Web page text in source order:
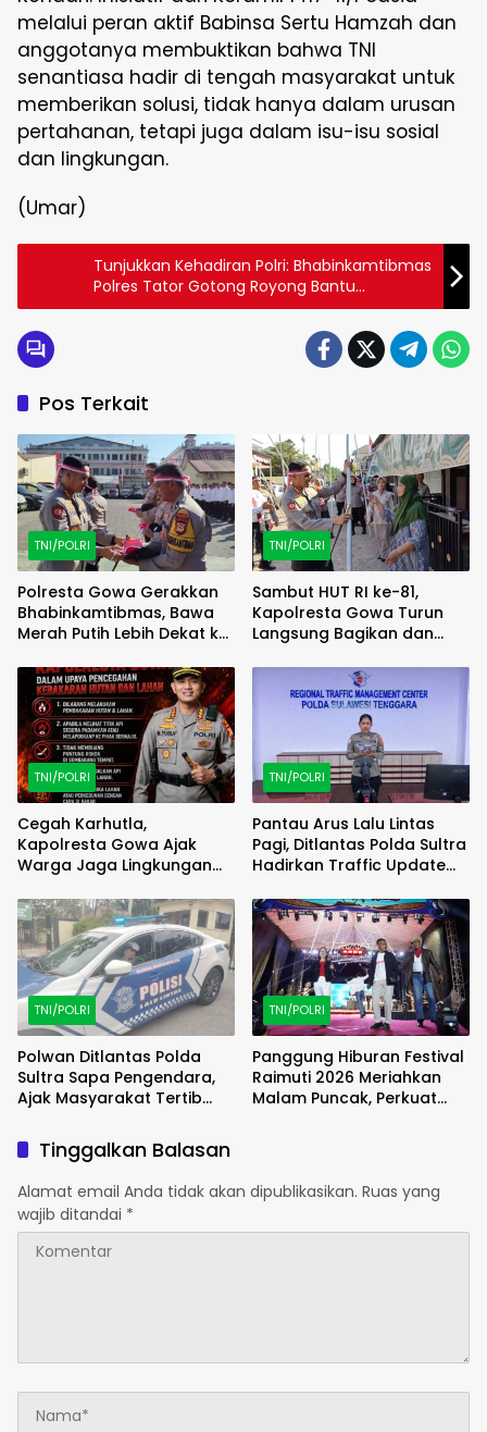
melalui peran aktif Babinsa Sertu Hamzah dan
anggotanya membuktikan bahwa TNI
senantiasa hadir di tengah masyarakat untuk
memberikan solusi, tidak hanya dalam urusan
pertahanan, tetapi juga dalam isu-isu sosial
dan lingkungan.
(Umar)
Tunjukkan Kehadiran Polri: Bhabinkamtibmas
Polres Tator Gotong Royong Bantu
Pembangunan Rumah Warga
Pos Terkait
TNI/POLRI
Polresta Gowa Gerakkan
Bhabinkamtibmas, Bawa
Merah Putih Lebih Dekat ke
TNI/POLRI
Sambut HUT RI ke-81,
Kapolresta Gowa Turun
Langsung Bagikan dan
Putih di Rumah Warga
TNI/POLRI
Cegah Karhutla,
Kapolresta Gowa Ajak
Warga Jaga Lingkungan
TNI/POLRI
Pantau Arus Lalu Lintas
Pagi, Ditlantas Polda Sultra
Hadirkan Traffic Update
TNI/POLRI
Polwan Ditlantas Polda
Sultra Sapa Pengendara,
Ajak Masyarakat Tertib
TNI/POLRI
Panggung Hiburan Festival
Raimuti 2026 Meriahkan
Malam Puncak, Perkuat
Tinggalkan Balasan
Alamat email Anda tidak akan dipublikasikan. Ruas yang
wajib ditandai *